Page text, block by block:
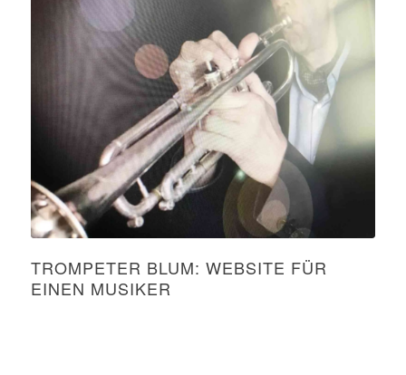
TROMPETER BLUM: WEBSITE FÜR
EINEN MUSIKER